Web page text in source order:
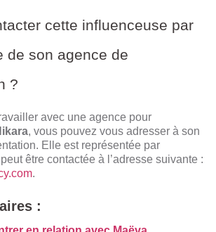
cette influenceuse par
de son agence de
?
avec une agence pour
, vous pouvez vous adresser à son
Elle est représentée par
être contactée à l’adresse suivante :
.
: